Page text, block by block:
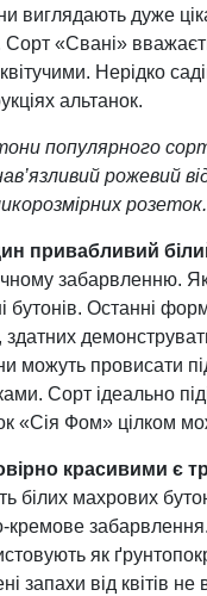
виглядають дуже
Сорт «Свані»
Нерідко
альтанок.
популярного
рожевий
розеток.
привабливий
забарвленню.
бутонів. Останні
здатних
можуть провисати
Сорт ідеально
«Сія Фом» цілком
красивими є
білих махрових
кремове
як
запахи від квітів